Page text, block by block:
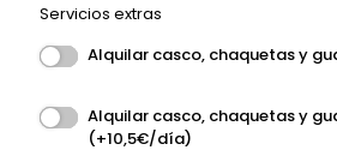
Servicios extras
Alquilar casco, chaquetas y
Alquilar casco, chaquetas y
(+10,5€/día)